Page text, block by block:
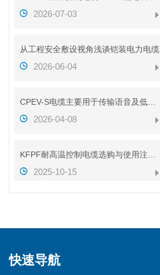
2026-07-03
从工程安全敷设视角浅谈铠装电力电缆
2026-06-04
2026-04-08
2025-10-15
快速导航